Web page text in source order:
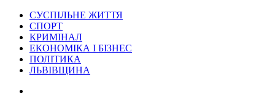
СУСПІЛЬНЕ ЖИТТЯ
СПОРТ
КРИМІНАЛ
ЕКОНОМІКА І БІЗНЕС
ПОЛІТИКА
ЛЬВІВЩИНА